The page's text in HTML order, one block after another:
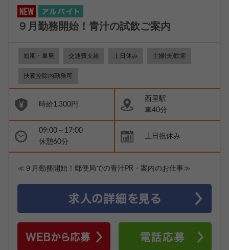
９月勤務開始！青汁の試飲ご案内
短期・単発 交通費支給 土日休み 主婦(夫)歓迎
扶養控除内勤務可
時給1,300円
西里駅
車40分
09:00～17:00
休憩60分
土日祝休み
≪９月勤務開始！郵便局での青汁PR・案内のお仕事≫